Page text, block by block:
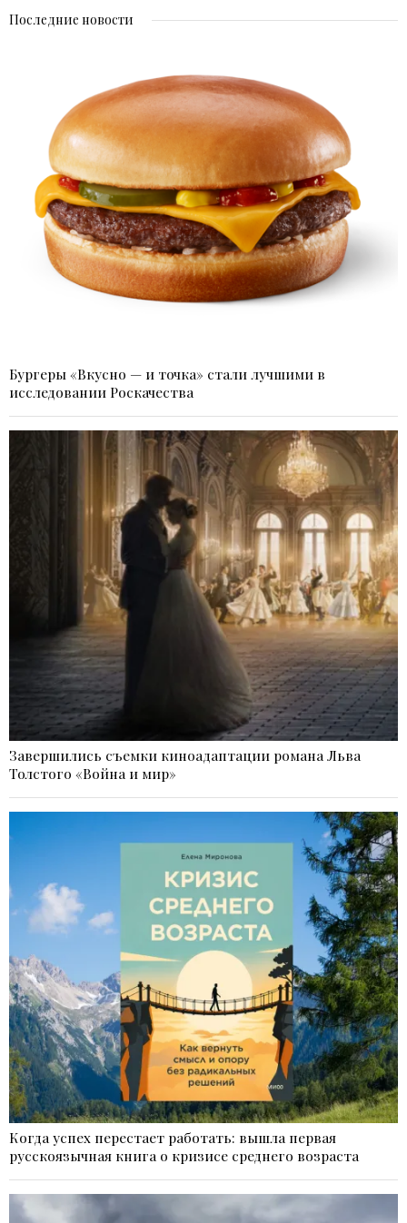
Последние новости
Бургеры «Вкусно — и точка» стали лучшими в
исследовании Роскачества
Завершились съемки киноадаптации романа Льва
Толстого «Война и мир»
Когда успех перестает работать: вышла первая
русскоязычная книга о кризисе среднего возраста